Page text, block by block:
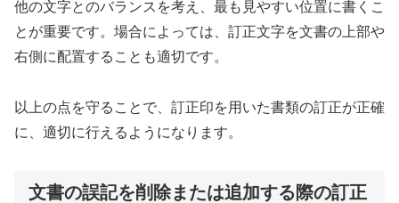
他の文字とのバランスを考え、最も見やすい位置に書くこ
とが重要です。場合によっては、訂正文字を文書の上部や
右側に配置することも適切です。
以上の点を守ることで、訂正印を用いた書類の訂正が正確
に、適切に行えるようになります。
文書の誤記を削除または追加する際の訂正